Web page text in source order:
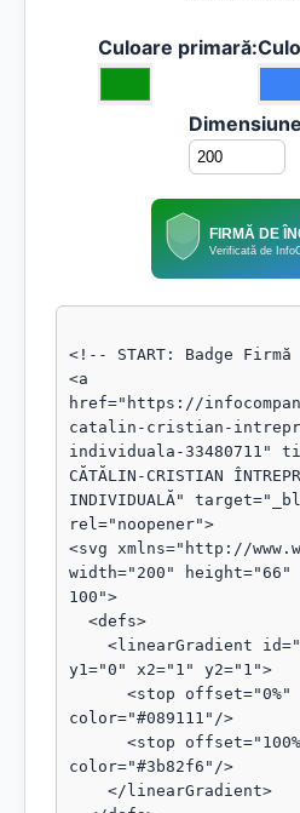
Culoare primară:
FIRMĂ DE
Verificată de
<!-- START: Badge
<a
href="https://
catalin-cristian-
individuala-33480711"
CĂTĂLIN-CRISTIAN
INDIVIDUALĂ"
rel="noopener">
<svg xmlns="http://
width="200" height="66"
100">
y1="0" x2="1" y2="1">
color="#089111"/>
color="#3b82f6"/>